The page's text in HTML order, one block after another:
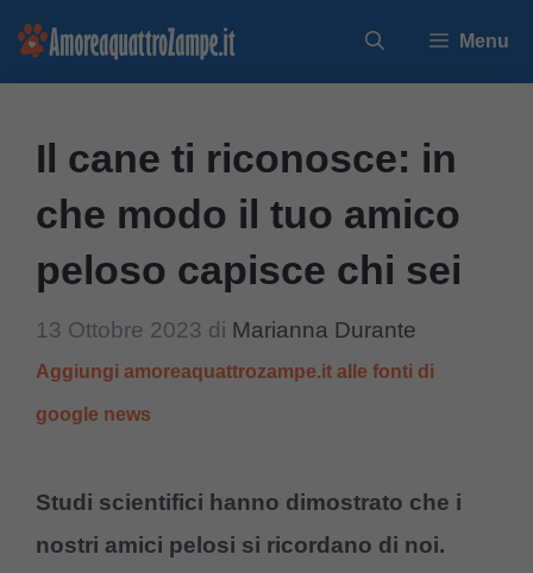
Vai
Menu
Il cane ti riconosce: in
che modo il tuo amico
peloso capisce chi sei
13 Ottobre 2023 di Marianna Durante
Aggiungi amoreaquattrozampe.it alle fonti di
google news
Studi scientifici hanno dimostrato che i
nostri amici pelosi si ricordano di noi.